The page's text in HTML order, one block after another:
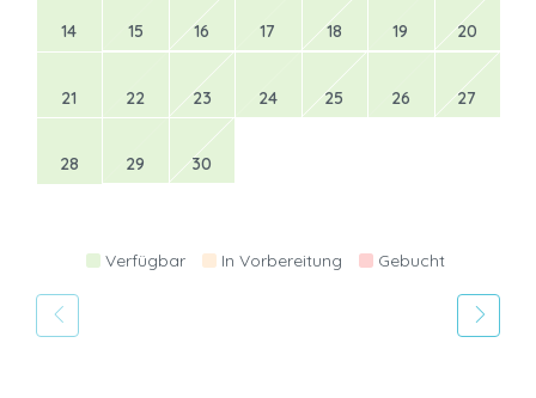
14 15 16 17 18 19 20
21 22 23 24 25 26 27
28 29 30
Verfügbar In Vorbereitung Gebucht